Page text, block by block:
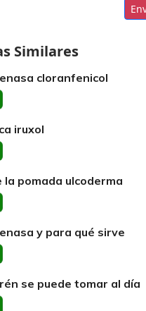
Similares
cloranfenicol
iruxol
la pomada ulcoderma
y para qué sirve
se puede tomar al día